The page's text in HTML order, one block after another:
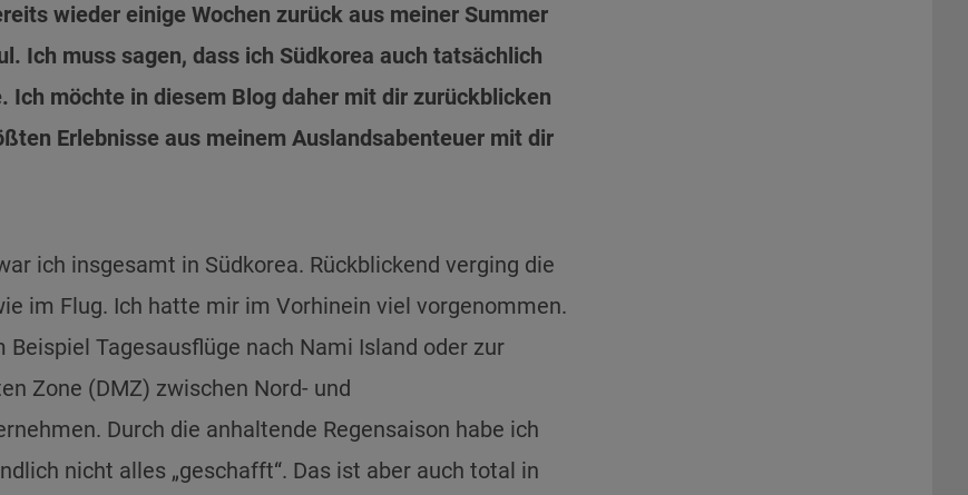
wieder einige Wochen zurück aus meiner Summer
Ich muss sagen, dass ich Südkorea auch tatsächlich
Ich möchte in diesem Blog daher mit dir zurückblicken
Erlebnisse aus meinem Auslandsabenteuer mit dir
ich insgesamt in Südkorea. Rückblickend verging die
im Flug. Ich hatte mir im Vorhinein viel vorgenommen.
Beispiel Tagesausflüge nach Nami Island oder zur
Zone (DMZ) zwischen Nord- und
Durch die anhaltende Regensaison habe ich
nicht alles „geschafft“. Das ist aber auch total in